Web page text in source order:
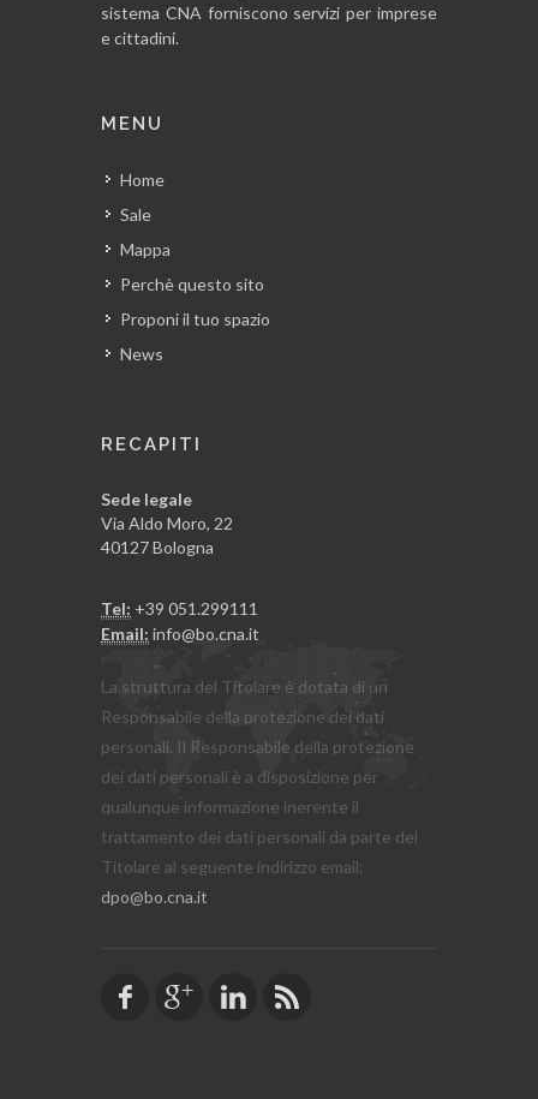
sistema CNA forniscono servizi per imprese
e cittadini.
MENU
Home
Sale
Mappa
Perchè questo sito
Proponi il tuo spazio
News
RECAPITI
Sede legale
Via Aldo Moro, 22
40127 Bologna
Tel: +39 051.299111
Email: info@bo.cna.it
La struttura del Titolare è dotata di un
Responsabile della protezione dei dati
personali. Il Responsabile della protezione
dei dati personali è a disposizione per
qualunque informazione inerente il
trattamento dei dati personali da parte del
Titolare al seguente indirizzo email:
dpo@bo.cna.it